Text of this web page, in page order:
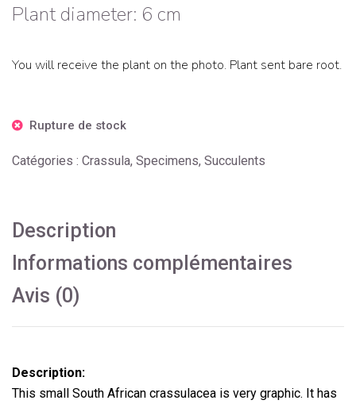
Plant diameter: 6 cm
You will receive the plant on the photo. Plant sent bare root.
Rupture de stock
Catégories : Crassula, Specimens, Succulents
Description
Informations complémentaires
Avis (0)
Description:
This small South African crassulacea is very graphic. It has